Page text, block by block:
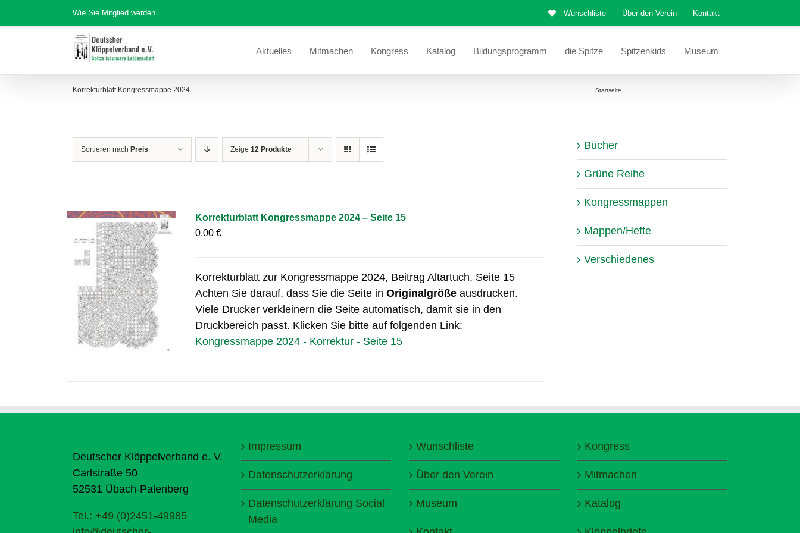
Inhalt
Wie Sie Mitglied werden… Wunschliste Über den Verein Kontakt
Aktuelles Mitmachen Kongress Katalog Bildungsprogramm die Spitze Spitzenkids Museum
Korrekturblatt Kongressmappe 2024 Startseite
Sortieren nach Preis Zeige 12 Produkte
Korrekturblatt Kongressmappe 2024 – Seite 15
0,00€
Korrekturblatt zur Kongressmappe 2024, Beitrag Altartuch, Seite 15
Achten Sie darauf, dass Sie die Seite inOriginalgröße ausdrucken.
Viele Drucker verkleinern die Seite automatisch, damit sie in den
Druckbereich passt. Klicken Sie bitte auf folgenden Link:
Kongressmappe 2024 - Korrektur - Seite 15
Bücher
Grüne Reihe
Kongressmappen
Mappen/Hefte
Verschiedenes
Deutscher Klöppelverband e. V.
Carlstraße 50
52531 Übach-Palenberg
Tel.: +49 (0)2451-49985
Impressum
Datenschutzerklärung
Datenschutzerklärung Social
Media
Wunschliste
Über den Verein
Museum
Kongress
Mitmachen
Katalog